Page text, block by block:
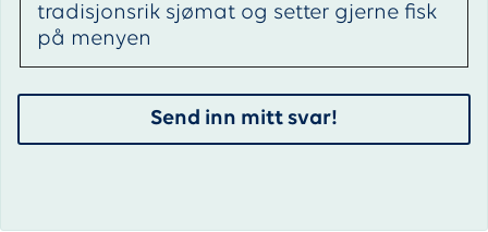
tradisjonsrik sjømat og setter gjerne fisk
på menyen
Send inn mitt svar!